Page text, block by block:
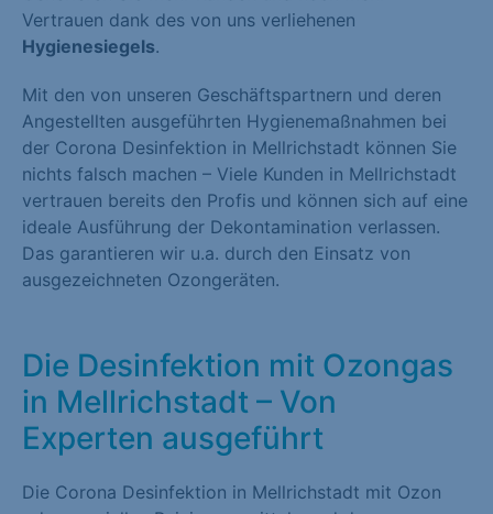
Vertrauen dank des von uns verliehenen
Hygienesiegels.
Mit den von unseren Geschäftspartnern und deren
Angestellten ausgeführten Hygienemaßnahmen bei
der Corona Desinfektion in Mellrichstadt können Sie
nichts falsch machen – Viele Kunden in Mellrichstadt
vertrauen bereits den Profis und können sich auf eine
ideale Ausführung der Dekontamination verlassen.
Das garantieren wir u.a. durch den Einsatz von
ausgezeichneten Ozongeräten.
Die Desinfektion mit Ozongas
in Mellrichstadt – Von
Experten ausgeführt
Die Corona Desinfektion in Mellrichstadt mit Ozon